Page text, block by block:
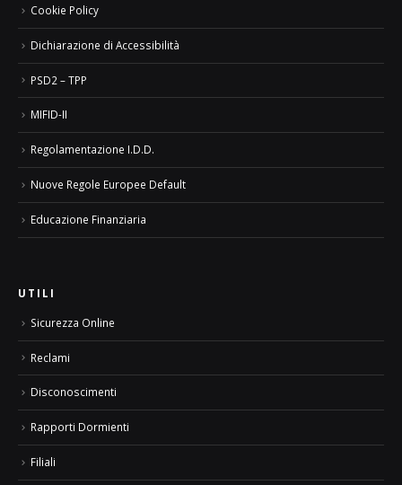
Cookie Policy
Dichiarazione di Accessibilità
PSD2 – TPP
MIFID-II
Regolamentazione I.D.D.
Nuove Regole Europee Default
Educazione Finanziaria
UTILI
Sicurezza Online
Reclami
Disconoscimenti
Rapporti Dormienti
Filiali